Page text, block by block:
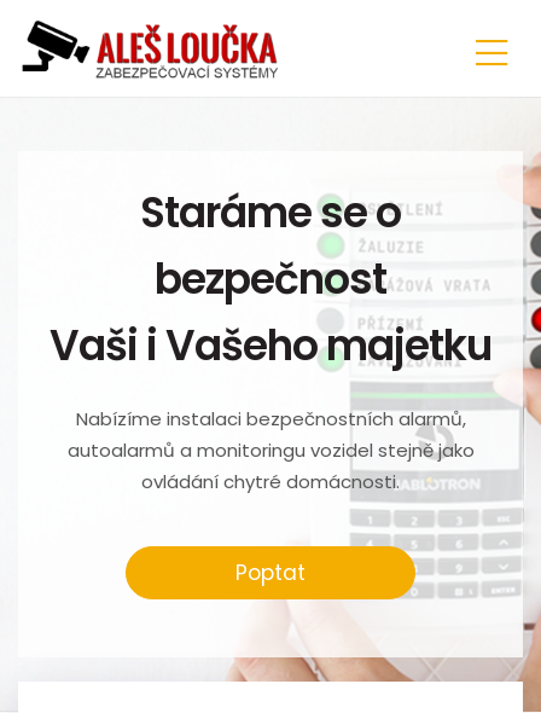
Staráme se o
bezpečnost
Vaši i Vašeho majetku
Nabízíme instalaci bezpečnostních alarmů,
autoalarmů a monitoringu vozidel stejně jako
ovládání chytré domácnosti.
Poptat